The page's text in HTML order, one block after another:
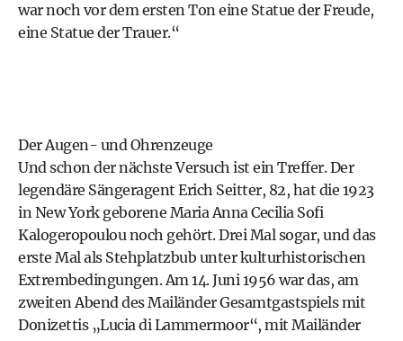
war noch vor dem ersten Ton eine Statue der Freude,
eine Statue der Trauer.“
Der Augen- und Ohrenzeuge
Und schon der nächste Versuch ist ein Treffer. Der
legendäre Sängeragent Erich Seitter, 82, hat die 1923
in New York geborene Maria Anna Cecilia Sofi
Kalogeropoulou noch gehört. Drei Mal sogar, und das
erste Mal als Stehplatzbub unter kulturhistorischen
Extrembedingungen. Am 14. Juni 1956 war das, am
zweiten Abend des Mailänder Gesamtgastspiels mit
Donizettis „Lucia di Lammermoor“, mit Mailänder